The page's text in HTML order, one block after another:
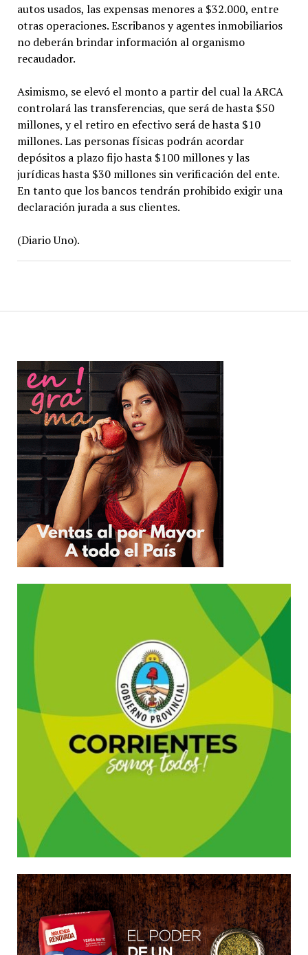
autos usados, las expensas menores a $32.000, entre
otras operaciones. Escribanos y agentes inmobiliarios
no deberán brindar información al organismo
recaudador.
Asimismo, se elevó el monto a partir del cual la ARCA
controlará las transferencias, que será de hasta $50
millones, y el retiro en efectivo será de hasta $10
millones. Las personas físicas podrán acordar
depósitos a plazo fijo hasta $100 millones y las
jurídicas hasta $30 millones sin verificación del ente.
En tanto que los bancos tendrán prohibido exigir una
declaración jurada a sus clientes.
(Diario Uno).